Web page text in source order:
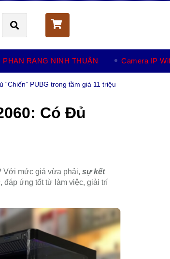
RANG NINH THUẬN Camera IP
PUBG trong tầm giá 11 triệu
Có Đủ
Với mức giá vừa phải, sự kết
đáp ứng tốt từ làm việc, giải trí